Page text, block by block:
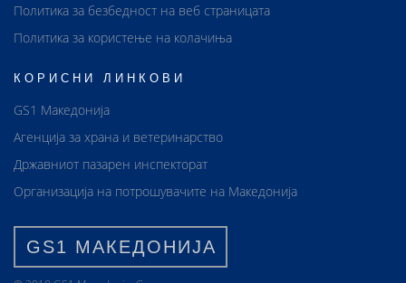
Политика за безбедност на веб страницата
Политика за користење на колачиња
КОРИСНИ ЛИНКОВИ
GS1 Македонија
Агенција за храна и ветеринарство
Државниот пазарен инспекторат
Организација на потрошувачите на Македонија
GS1 МАКЕДОНИЈА